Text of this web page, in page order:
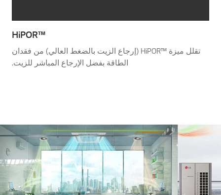
HiPOR™‎
تقلل ميزة HiPOR™‎ (إرجاع الزيت بالضغط العالي) من فقدان
الطاقة بفضل الإرجاع المباشر للزيت.